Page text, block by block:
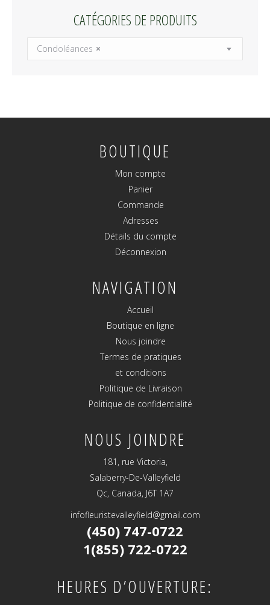
CATÉGORIES DE PRODUITS
×
Condoléances
BOUTIQUE
Mon compte
Panier
Commande
Adresses
Détails du compte
Déconnexion
NAVIGATION
Accueil
Boutique en ligne
Nous joindre
Termes de pratiques
et conditions
Politique de Livraison
Politique de confidentialité
NOUS JOINDRE
181, rue Victoria,
Salaberry-De-Valleyfield
Qc, Canada, J6T 1A7
infofleuristevalleyfield@gmail.com
(450) 747-0722
1(855) 722-0722
HEURES D’OUVERTURE: